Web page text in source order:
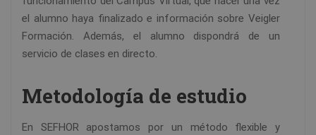
el alumno haya finalizado e información sobre Veigler
Formación. Además, el alumno dispondrá de un
servicio de clases en directo.
Metodología de estudio
En SEFHOR apostamos por un método flexible y